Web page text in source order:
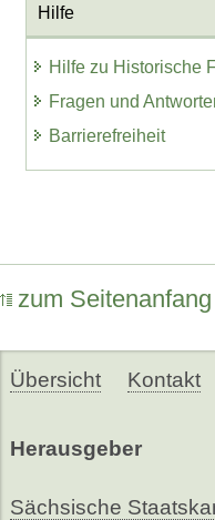
Hilfe
Hilfe zu Historische
Fragen und
Barrierefreiheit
zum Seitenanfang
Übersicht Kontakt
Herausgeber
Sächsische